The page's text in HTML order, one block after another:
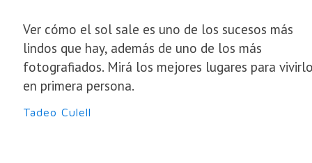
Ver cómo el sol sale es uno de los sucesos más
lindos que hay, además de uno de los más
fotografiados. Mirá los mejores lugares para
en primera persona.
Tadeo Culell